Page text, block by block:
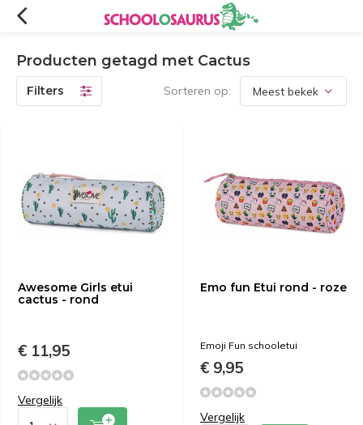
Producten getagd met Cactus
Filters Sorteren op:
Awesome Girls etui
cactus - rond
€ 11,95
Vergelijk
Emo fun Etui rond - roze
Emoji Fun schooletui
€ 9,95
Vergelijk